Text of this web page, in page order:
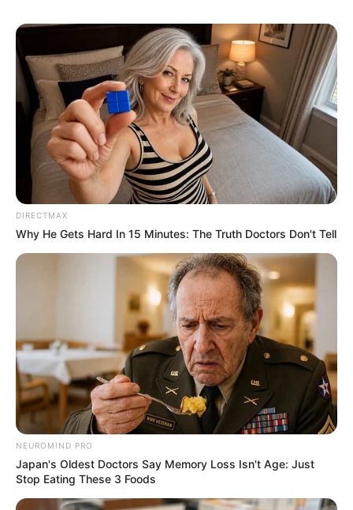
seit 2005 zusammengehörenden drei
Kaiserbäder. An Schlösser erinnernde
Villen, die 508 Meter lange Seebrücke und der weiße
Sandstrand der Ostsee prägen das Aussehen dieses
Urlaubsortes. Am schönsten ist aber die alle drei
Ortschaften verbindende Strandpromenade. Sie ist 12 km
lang und führt sogar bis nach Świnoujście in Polen.
Ahlbeck
Mit seiner 1899 erbauten Seebrücke und
besonders entlang der Strandpromenade -
besitzt das östlichste der drei so genannten Kaiserbäder
auf der Insel Usedom ein besonders elegantes Aussehen.
Die Seebrücke ist übrigens auch das meistfotografierte
Wahrzeichen der Insel Usedom.
Auf alleziele.de können zum Lesen und Blättern auch
kostenlose Reiseführer für Mecklenburg-Vorpommern
bestellt werden.
Es gibt zudem noch weitere attraktive
Mecklenburg-Vorpommern
DIRECTMAX
Why He Gets Hard In 15 Minutes: The Truth Doctors Don't Tell
NEUROMIND PRO
Japan's Oldest Doctors Say Memory Loss Isn't Age: Just
Stop Eating These 3 Foods